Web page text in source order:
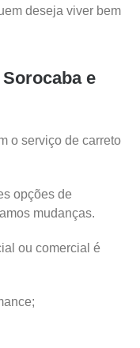
deseja viver bem
e
o serviço de carreto
opções de
mudanças.
ou comercial é